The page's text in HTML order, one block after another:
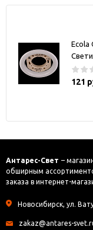
Ecola
121
Антарес-Свет –
обширным
заказа в интернет-
Новосибирск, ул.
zakaz@antares-